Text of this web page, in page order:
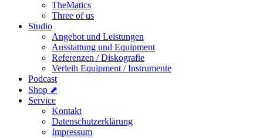
TheMatics
Three of us
Studio
Angebot und Leistungen
Ausstattung und Equipment
Referenzen / Diskografie
Verleih Equipment / Instrumente
Podcast
Shop ⬈
Service
Kontakt
Datenschutzerklärung
Impressum